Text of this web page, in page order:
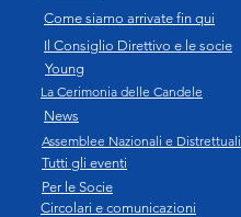
Come siamo arrivate fin qui
Il Consiglio Direttivo e le socie
Young
La Cerimonia delle Candele
News
Assemblee Nazionali e Distrettuali
Tutti gli eventi
Per le Socie
Circolari e comunicazioni